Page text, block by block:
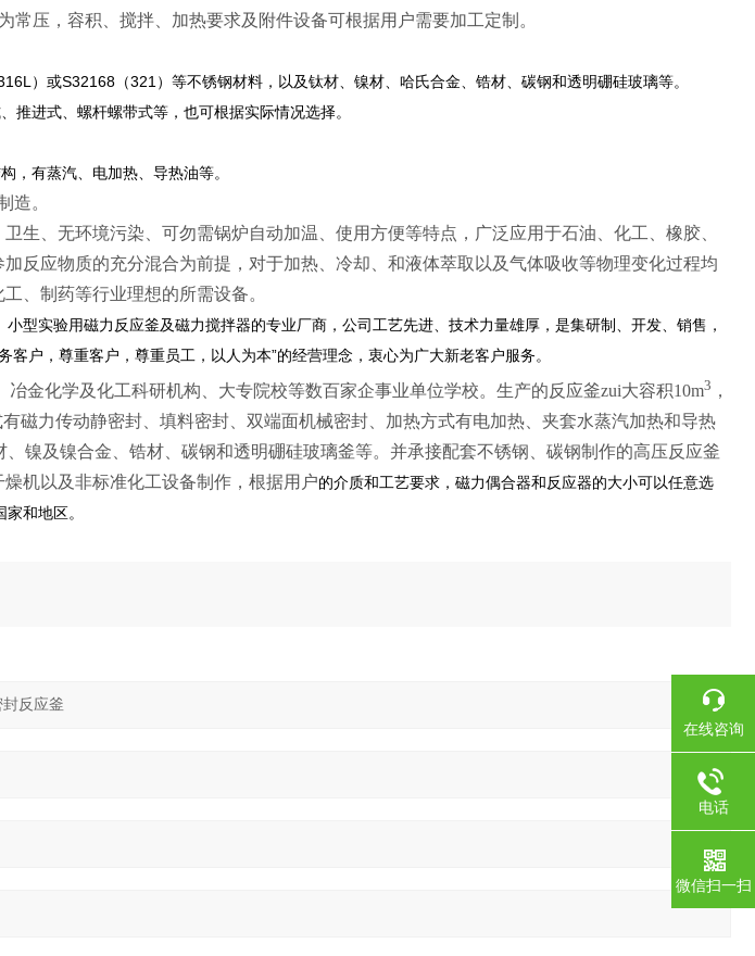
常压，容积、搅拌、加热要求及附件设备可根据用户需要加工定制。
）或S32168（321）等不锈钢材料，以及钛材、镍材、哈氏合金、锆材、碳钢和透明硼硅玻璃等。
推进式、螺杆螺带式等，也可根据实际情况选择。
，有蒸汽、电加热、导热油等。
造。
生、无环境污染、可勿需锅炉自动加温、使用方便等特点，广泛应用于石油、化工、橡胶、
反应物质的充分混合为前提，对于加热、冷却、和液体萃取以及气体吸收等物理变化过程均
、制药等行业理想的所需设备。
型实验用磁力反应釜及磁力搅拌器的专业厂商，公司工艺先进、技术力量雄厚，是集研制、开发、销售，
户，尊重客户，尊重员工，以人为本”的经营理念，衷心为广大新老客户服务。
金化学及化工科研机构、大专院校等数百家企事业单位学校。生产的反应釜zui大容积10m3 ，
磁力传动静密封、填料密封、双端面机械密封、加热方式有电加热、夹套水蒸汽加热和导热
、镍及镍合金、锆材、碳钢和透明硼硅玻璃釜等。并承接配套不锈钢、碳钢制作的高压反应釜
机以及非标准化工设备制作，根据用户的介质和工艺要求，磁力偶合器和反应器的大小可以任意选
和地区。
在线咨询
电话
微信扫一扫